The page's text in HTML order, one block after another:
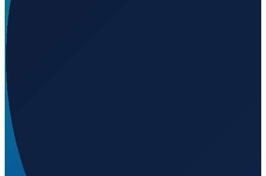
Airport?
Wird geladen...
Los Angeles